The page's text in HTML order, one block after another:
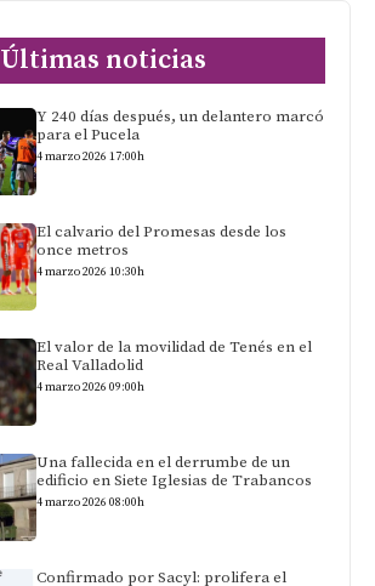
Últimas noticias
Y 240 días después, un delantero marcó
para el Pucela
4 marzo 2026 17:00h
El calvario del Promesas desde los
once metros
4 marzo 2026 10:30h
El valor de la movilidad de Tenés en el
Real Valladolid
4 marzo 2026 09:00h
Una fallecida en el derrumbe de un
edificio en Siete Iglesias de Trabancos
4 marzo 2026 08:00h
Confirmado por Sacyl: prolifera el